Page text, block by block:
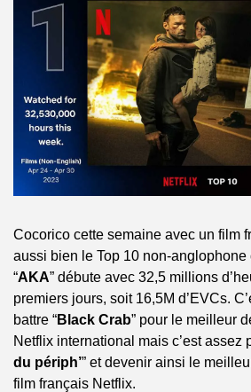
Cocorico cette semaine avec un film
aussi bien le Top 10 non-anglophone
“AKA” débute avec 32,5 millions
premiers jours, soit 16,5M d’EVCs.
battre “Black Crab” pour le meilleur
Netflix international mais c’est assez
du périph’” et devenir ainsi le
film français Netflix.